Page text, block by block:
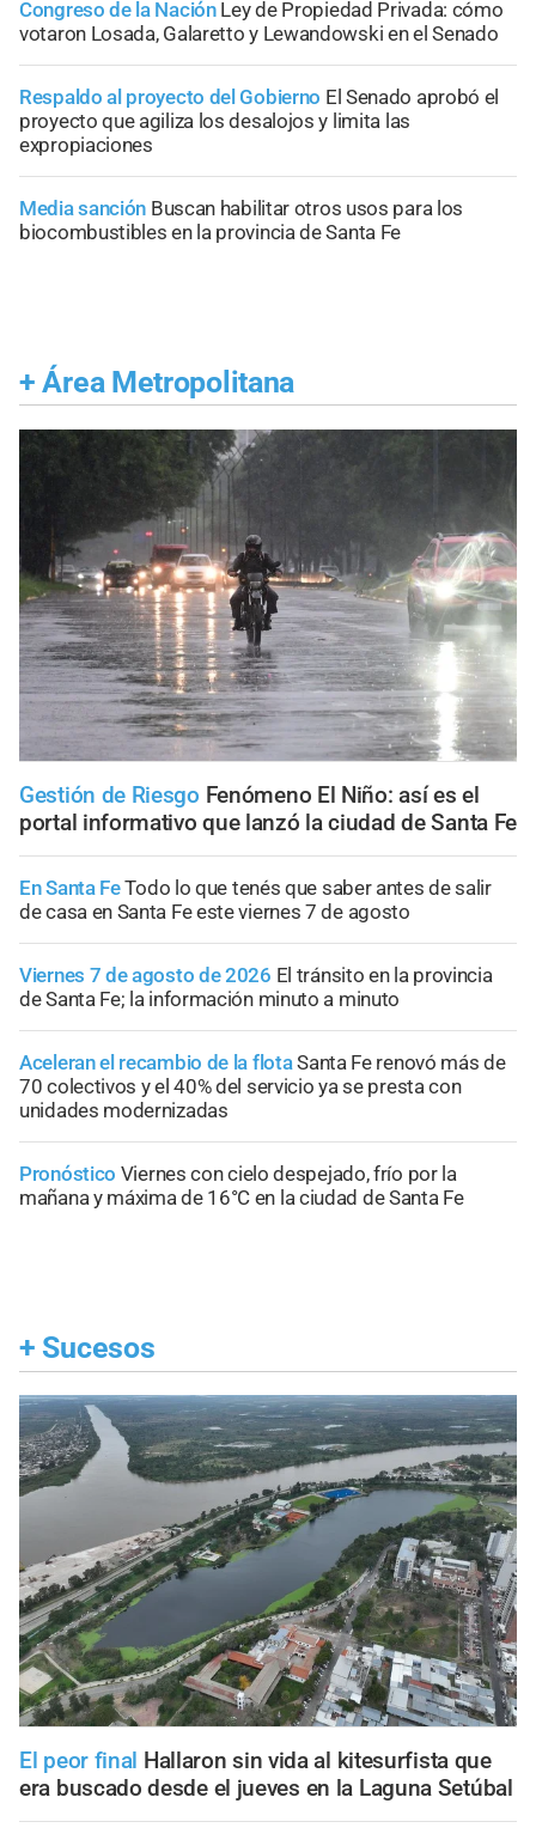
Congreso de la Nación Ley de Propiedad Privada: cómo
votaron Losada, Galaretto y Lewandowski en el Senado
Respaldo al proyecto del Gobierno El Senado aprobó el
proyecto que agiliza los desalojos y limita las
expropiaciones
Media sanción Buscan habilitar otros usos para los
biocombustibles en la provincia de Santa Fe
+ Área Metropolitana
Gestión de Riesgo Fenómeno El Niño: así es el
portal informativo que lanzó la ciudad de Santa Fe
En Santa FeTodo lo que tenés que saber antes de salir
de casa en Santa Fe este viernes 7 de agosto
Viernes 7 de agosto de 2026 El tránsito en la provincia
de Santa Fe; la información minuto a minuto
Aceleran el recambio de la flotaSanta Fe renovó más de
70 colectivos y el 40% del servicio ya se presta con
unidades modernizadas
Pronóstico Viernes con cielo despejado, frío por la
mañana y máxima de 16°C en la ciudad de Santa Fe
+ Sucesos
El peor final Hallaron sin vida al kitesurfista que
era buscado desde el jueves en la Laguna Setúbal